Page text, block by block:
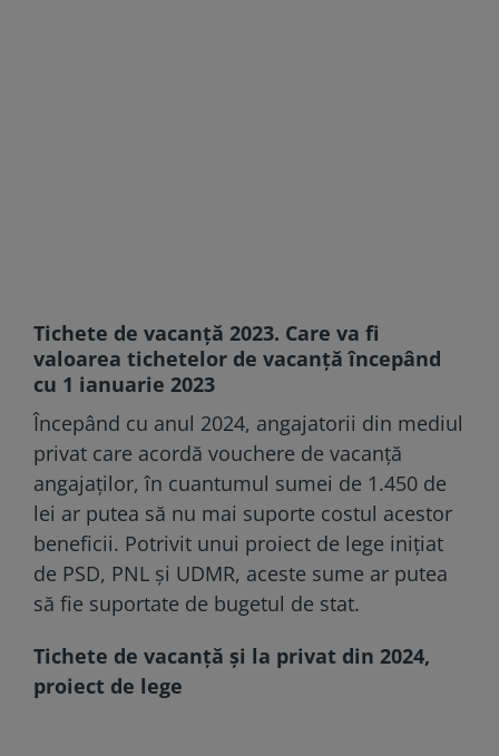
Tichete de vacanţă 2023. Care va fi
valoarea tichetelor de vacanţă începând
cu 1 ianuarie 2023
Începând cu anul 2024, angajatorii din mediul
privat care acordă vouchere de vacanță
angajaților, în cuantumul sumei de 1.450 de
lei ar putea să nu mai suporte costul acestor
beneficii. Potrivit unui proiect de lege inițiat
de PSD, PNL și UDMR, aceste sume ar putea
să fie suportate de bugetul de stat.
Tichete de vacanţă şi la privat din 2024,
proiect de lege